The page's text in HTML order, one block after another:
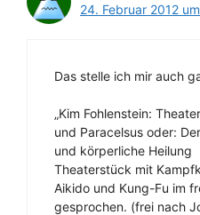
24. Februar 2012
Das stelle ich mir auch
„Kim Fohlenstein:
und Paracelsus oder:
und körperliche Heilung
Theaterstück mit
Aikido und Kung-Fu im
gesprochen. (frei nach